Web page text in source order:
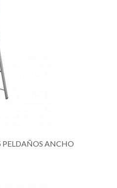
PELDAÑOS ANCHO